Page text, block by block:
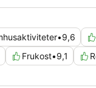
•9,6
Frukost•9,1